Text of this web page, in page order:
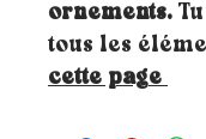
ornements.
tous les
cette page